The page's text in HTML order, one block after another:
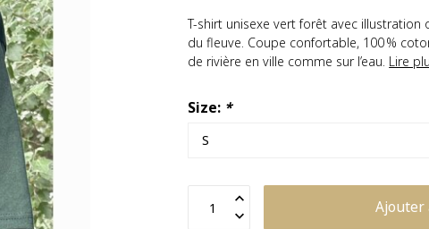
T-shirt unisexe vert forêt avec illustration
du fleuve. Coupe confortable, 100 %
de rivière en ville comme sur l’eau. Lire
Size: *
Ajouter